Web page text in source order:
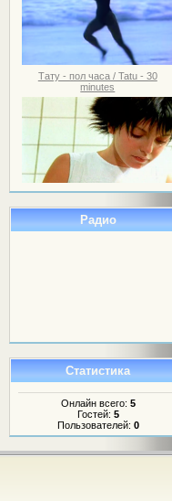
Тату - пол часа / Tatu - 30
minutes
Радио
Статистика
Онлайн всего: 5
Гостей: 5
Пользователей: 0